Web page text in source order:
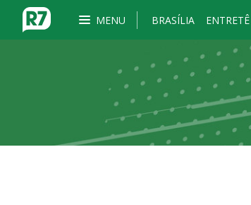
MENU BRASÍLIA ENTRETÊ